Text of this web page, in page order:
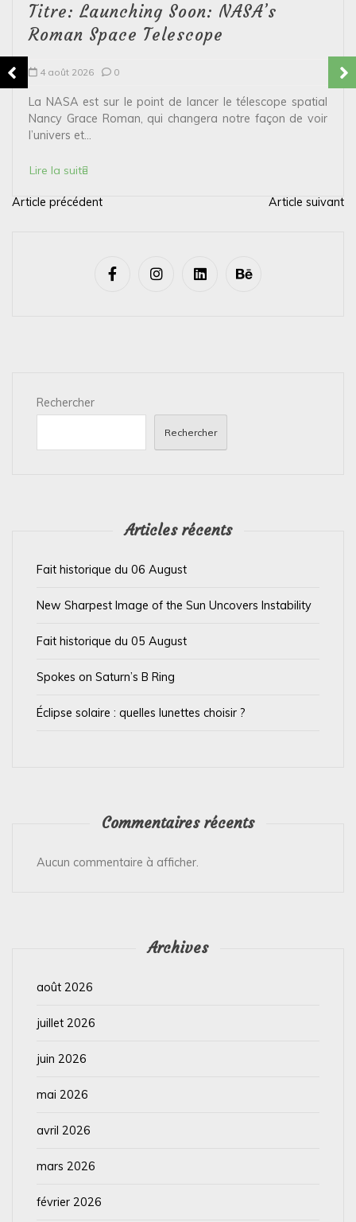
Titre: Launching Soon: NASA’s
Roman Space Telescope
4 août 2026 0
La NASA est sur le point de lancer le télescope spatial
Nancy Grace Roman, qui changera notre façon de voir
l’univers et...
Lire la suite
N
Article précédent Article suivant
Rechercher
Rechercher
Articles récents
Fait historique du 06 August
New Sharpest Image of the Sun Uncovers Instability
Fait historique du 05 August
Spokes on Saturn’s B Ring
Éclipse solaire : quelles lunettes choisir ?
Commentaires récents
Aucun commentaire à afficher.
Archives
août 2026
juillet 2026
juin 2026
mai 2026
avril 2026
mars 2026
février 2026